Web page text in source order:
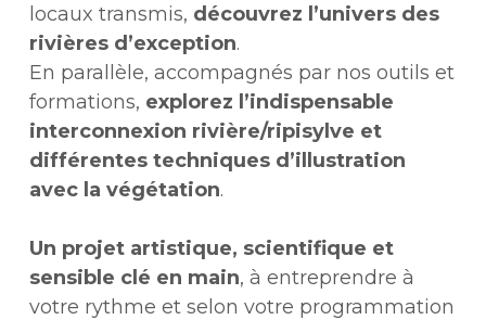
locaux transmis, découvrez l’univers des
rivières d’exception.
En parallèle, accompagnés par nos outils et
formations, explorez l’indispensable
interconnexion rivière/ripisylve et
différentes techniques d’illustration
avec la végétation.
Un projet artistique, scientifique et
sensible clé en main, à entreprendre à
votre rythme et selon votre programmation